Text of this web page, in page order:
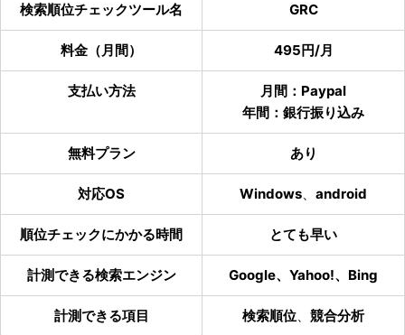
検索順位チェックツール名 GRC
料金（月間） 495円/月
支払い方法
月間：Paypal
年間：銀行振り込み
無料プラン あり
対応OS Windows、 android
順位チェックにかかる時間 とても早い
計測できる検索エンジン Google、Yahoo!、Bing
計測できる項目 検索順位、 競合分析